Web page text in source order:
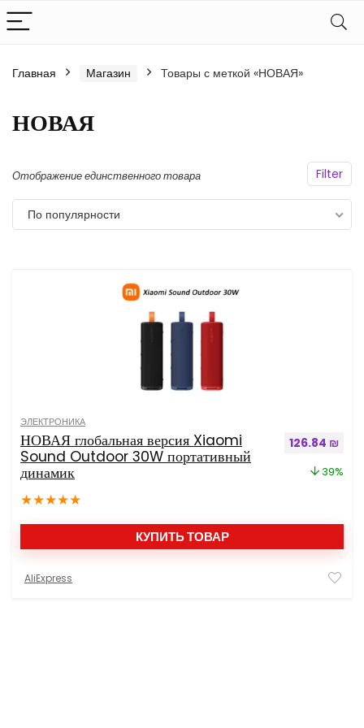
Главная Магазин Товары с меткой «НОВАЯ»
НОВАЯ
Filter
Отображение единственного товара
По популярности
ЭЛЕКТРОНИКА
НОВАЯ глобальная версия Xiaomi
Sound Outdoor 30W портативный
динамик
★★★★★
126.84 ₪
39%
КУПИТЬ ТОВАР
AliExpress